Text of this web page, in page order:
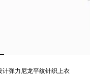
计弹力尼龙平纹针织上衣